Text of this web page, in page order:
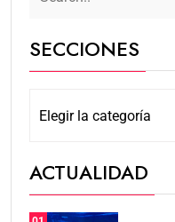
SECCIONES
ACTUALIDAD